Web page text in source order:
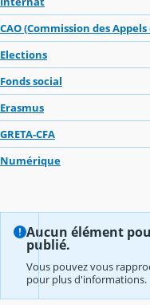
CAO (Commission des
Elections
Fonds social
Erasmus
GRETA-CFA
Numérique
Aucun élément
publié.
Vous pouvez vous
pour plus d'informations.